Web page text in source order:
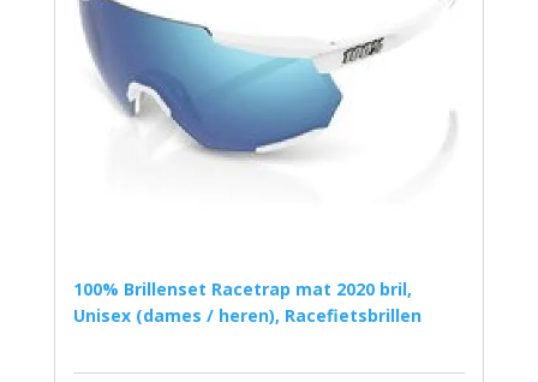
100% Brillenset Racetrap mat 2020 bril,
Unisex (dames / heren), Racefietsbrillen